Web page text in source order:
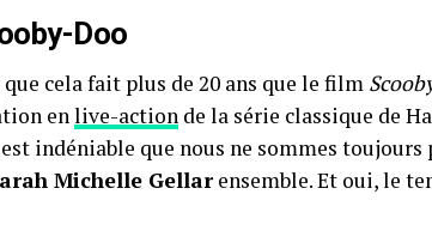
Doo
cela fait plus de 20 ans que le film
enlive-action de la série classique de
indéniable que nous ne sommes toujours
Michelle Gellarensemble. Et oui, le